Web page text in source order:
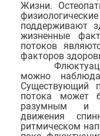
Жизни.
поддерживают
жизненные
потоков
факторов
Флюктуацию
можно
Существующий
потока может
разумным и
движения
ритмическом